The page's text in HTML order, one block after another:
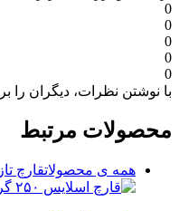
0
0
0
0
0
با نوشتن نظرات، دیگران را
محصولات مرتبط
همه ی محصولاتقارچ